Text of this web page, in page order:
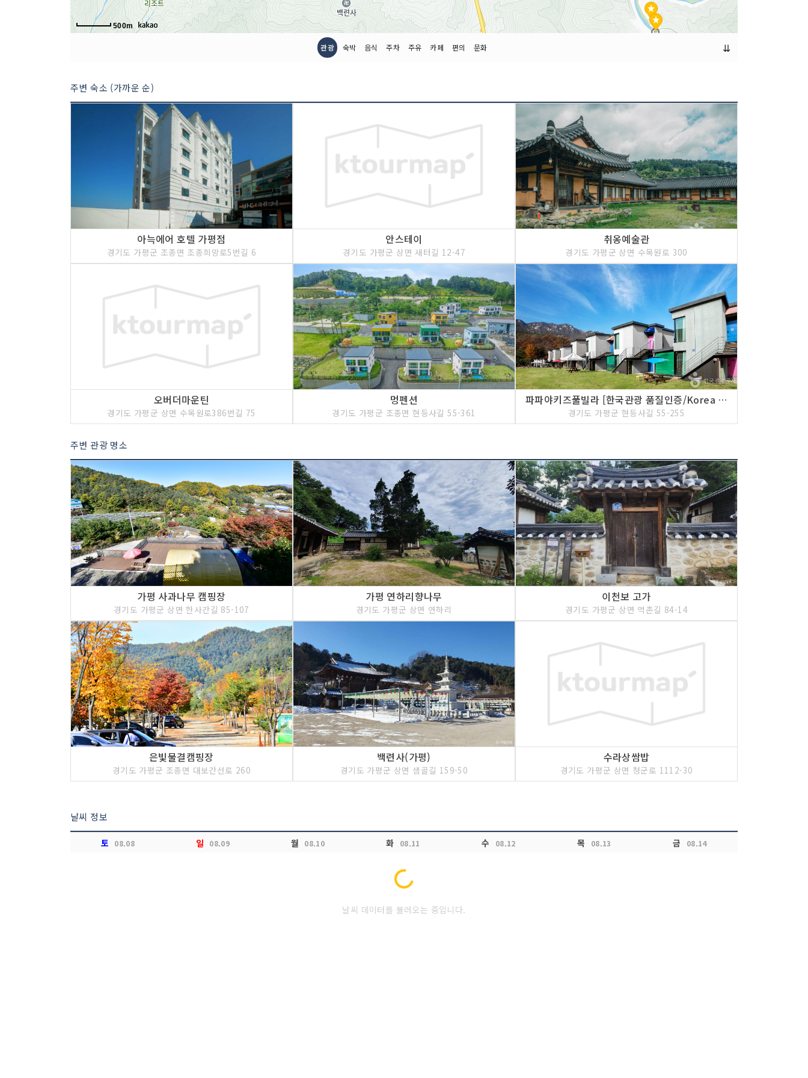
500m
관광 숙박 음식 주차 주유 카페 편의 문화 ⇊
주변 숙소 (가까운 순)
아늑에어 호텔 가평점
경기도 가평군 조종면 조종희망로5번길 6
안스테이
경기도 가평군 상면 새터길 12-47
취옹예술관
경기도 가평군 상면 수목원로 300
오버더마운틴
경기도 가평군 상면 수목원로386번길 75
멍펜션
경기도 가평군 조종면 현등사길 55-361
파파야키즈풀빌라 [한국관광 품질인증/Korea Quality]
경기도 가평군 현등사길 55-255
주변 관광 명소
가평 사과나무 캠핑장
경기도 가평군 상면 한사간길 85-107
가평 연하리향나무
경기도 가평군 상면 연하리
이천보 고가
경기도 가평군 상면 역촌길 84-14
은빛물결캠핑장
경기도 가평군 조종면 대보간선로 260
백련사(가평)
경기도 가평군 상면 샘골길 159-50
수라상쌈밥
경기도 가평군 상면 청군로 1112-30
날씨 정보
토 08.08 일 08.09 월 08.10 화 08.11 수 08.12 목 08.13 금 08.14
Loading...
날씨 데이터를 불러오는 중입니다.